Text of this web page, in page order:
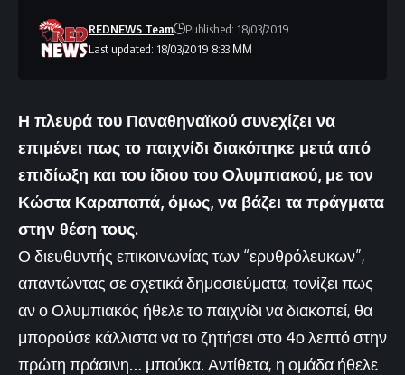
Last updated: 18/03/2019 8:33 ΜΜ
REDNEWS Team Published: 18/03/2019
Η πλευρά του Παναθηναϊκού συνεχίζει να
επιμένει πως το παιχνίδι διακόπηκε μετά από
επιδίωξη και του ίδιου του Ολυμπιακού, με τον
Κώστα Καραπαπά, όμως, να βάζει τα πράγματα
στην θέση τους.
Ο διευθυντής επικοινωνίας των “ερυθρόλευκων”,
απαντώντας σε σχετικά δημοσιεύματα, τονίζει πως
αν ο Ολυμπιακός ήθελε το παιχνίδι να διακοπεί, θα
μπορούσε κάλλιστα να το ζητήσει στο 4ο λεπτό στην
πρώτη πράσινη… μπούκα. Αντίθετα, η ομάδα ήθελε